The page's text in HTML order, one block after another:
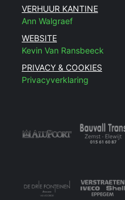
VERHUUR KANTINE
Ann Walgraef
WEBSITE
Kevin Van Ransbeeck
PRIVACY & COOKIES
Privacyverklaring